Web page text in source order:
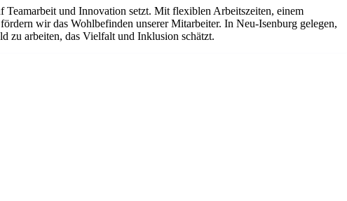
und Innovation setzt. Mit flexiblen Arbeitszeiten, einem
wir das Wohlbefinden unserer Mitarbeiter. In Neu-Isenburg gelegen,
zu arbeiten, das Vielfalt und Inklusion schätzt.